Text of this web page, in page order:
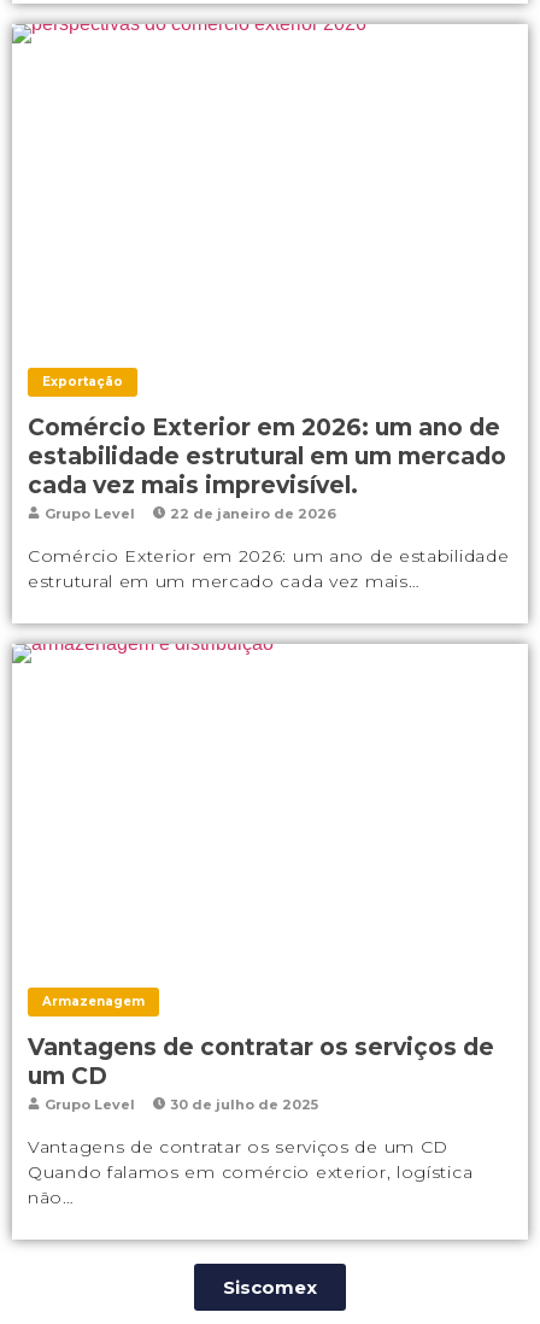
Exportação
Comércio Exterior em 2026: um ano de
estabilidade estrutural em um mercado
cada vez mais imprevisível.
Grupo Level 22 de janeiro de 2026
Comércio Exterior em 2026: um ano de estabilidade
estrutural em um mercado cada vez mais…
Armazenagem
Vantagens de contratar os serviços de
um CD
Grupo Level 30 de julho de 2025
Vantagens de contratar os serviços de um CD
Quando falamos em comércio exterior, logística
não…
Siscomex